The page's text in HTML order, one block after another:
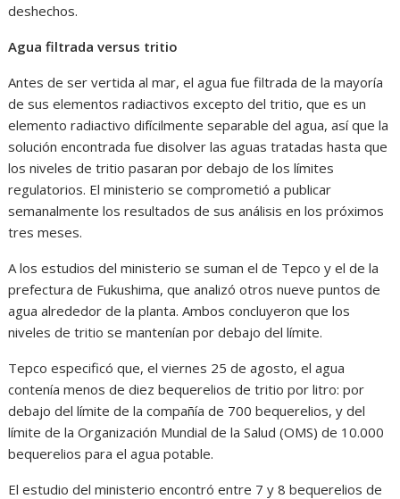
deshechos.
Agua filtrada versus tritio
Antes de ser vertida al mar, el agua fue filtrada de la mayoría
de sus elementos radiactivos excepto del tritio, que es un
elemento radiactivo difícilmente separable del agua, así que la
solución encontrada fue disolver las aguas tratadas hasta que
los niveles de tritio pasaran por debajo de los límites
regulatorios. El ministerio se comprometió a publicar
semanalmente los resultados de sus análisis en los próximos
tres meses.
A los estudios del ministerio se suman el de Tepco y el de la
prefectura de Fukushima, que analizó otros nueve puntos de
agua alrededor de la planta. Ambos concluyeron que los
niveles de tritio se mantenían por debajo del límite.
Tepco especificó que, el viernes 25 de agosto, el agua
contenía menos de diez bequerelios de tritio por litro: por
debajo del límite de la compañía de 700 bequerelios, y del
límite de la Organización Mundial de la Salud (OMS) de 10.000
bequerelios para el agua potable.
El estudio del ministerio encontró entre 7 y 8 bequerelios de